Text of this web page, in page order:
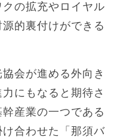
の拡充やロイヤル
的裏付けができる
会が進める外向き
にもなると期待さ
産業の一つである
合わせた「那須バ